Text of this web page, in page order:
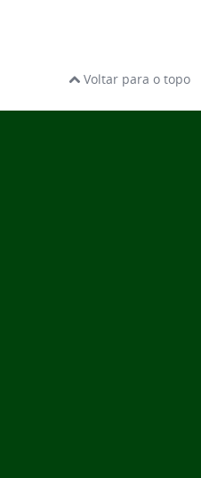
Voltar para o topo